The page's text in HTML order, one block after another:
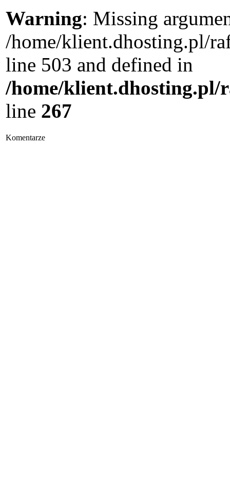
Warning: Missing
/home/klient.dhosting.pl/
line 503 and defined in
/home/klient.dhosting.pl/
line 267
Komentarze